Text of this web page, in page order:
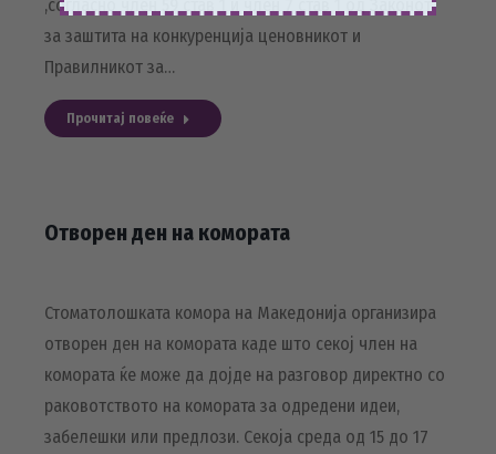
,согласно член 59 став 1 и член 7 став 1 од Законот
за заштита на конкуренција ценовникот и
Правилникот за…
Прочитај повеќе
Отворен ден на комората
Стоматолошката комора на Македонија организира
отворен ден на комората каде што секој член на
комората ќе може да дојде на разговор директно со
раковотството на комората за одредени идеи,
забелешки или предлози. Секоја среда од 15 до 17